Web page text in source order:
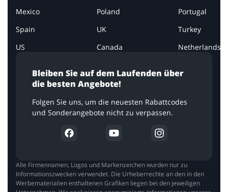
Bleiben Sie auf dem Laufenden über
die besten Angebote!
Folgen Sie uns, um die neuesten Rabattcodes
und Sonderangebote nicht zu verpassen.
Mexico
Poland
Portugal
Spain
UK
Turkey
US
Canada Netherlands
Alle Firmennamen, Logos und Markenzeichen wurden nur zu
Informationszwecken verwendet. Die Urheberrechte an den in den
Werbematerialien enthaltenen Grafiken liegen bei den jeweiligen